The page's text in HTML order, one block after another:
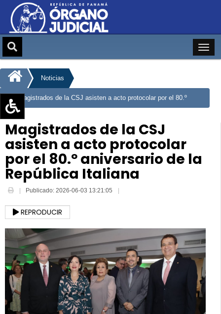
Aumentar texto (+)
Reducir texto (-)
Restablecer texto
Escala de Brillo
Escala de grises
Noticias
Magistrados de la CSJ asisten a acto protocolar por el 80.º
Magistrados de la CSJ
asisten a acto protocolar
por el 80.º aniversario de la
República Italiana
Publicado: 2026-06-03 13:21:05
REPRODUCIR